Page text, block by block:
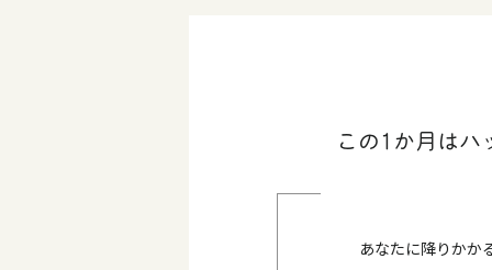
この1か月は
あなたに降りかか